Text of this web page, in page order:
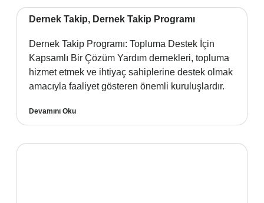
Dernek Takip, Dernek Takip Programı
Dernek Takip Programı: Topluma Destek İçin
Kapsamlı Bir Çözüm Yardım dernekleri, topluma
hizmet etmek ve ihtiyaç sahiplerine destek olmak
amacıyla faaliyet gösteren önemli kuruluşlardır.
Devamını Oku